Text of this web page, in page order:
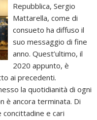
Repubblica, Sergio
Mattarella, come di
consueto ha diffuso il
suo messaggio di fine
anno. Quest’ultimo, il
2020 appunto, è
ai precedenti.
la quotidianità di ogni
è ancora terminata. Di
e cari